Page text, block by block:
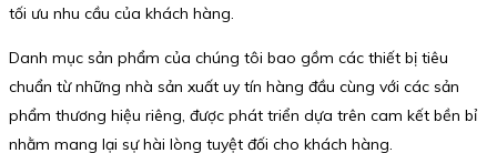
tối ưu nhu cầu của khách hàng.
Danh mục sản phẩm của chúng tôi bao gồm các thiết bị tiêu
chuẩn từ những nhà sản xuất uy tín hàng đầu cùng với các sản
phẩm thương hiệu riêng, được phát triển dựa trên cam kết bền bỉ
nhằm mang lại sự hài lòng tuyệt đối cho khách hàng.